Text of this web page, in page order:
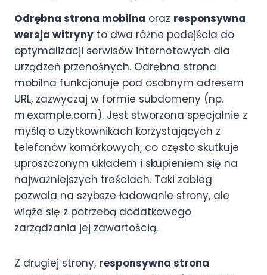
Odrębna strona mobilna oraz responsywna
wersja witryny to dwa różne podejścia do
optymalizacji serwisów internetowych dla
urządzeń przenośnych. Odrębna strona
mobilna funkcjonuje pod osobnym adresem
URL, zazwyczaj w formie subdomeny (np.
m.example.com). Jest stworzona specjalnie z
myślą o użytkownikach korzystających z
telefonów komórkowych, co często skutkuje
uproszczonym układem i skupieniem się na
najważniejszych treściach. Taki zabieg
pozwala na szybsze ładowanie strony, ale
wiąże się z potrzebą dodatkowego
zarządzania jej zawartością.
Z drugiej strony, responsywna strona